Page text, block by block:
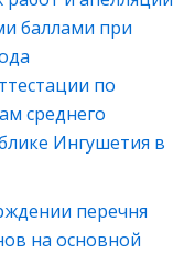
баллами при
по
среднего
Ингушетия в
перечня
на основной